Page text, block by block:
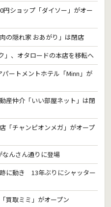
円ショップ「ダイソー」がオー
の隠れ家 おあがり」は閉店
」、オタロードの本店を移転へ
ートメントホテル「Minn」が
産仲介「いい部屋ネット」は閉
「チャンピオンメガ」がオープ
んさん通りに登場
に動き 13年ぶりにシャッター
買取ミミ」がオープン